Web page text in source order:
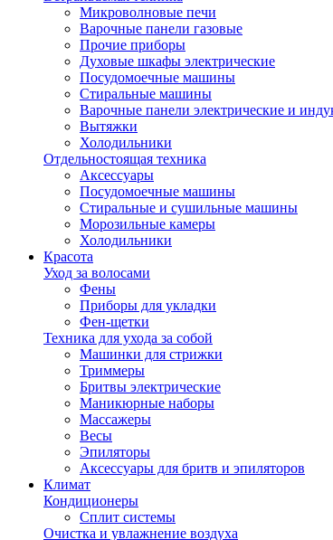
Микроволновые печи
Варочные панели газовые
Прочие приборы
Духовые шкафы электрические
Посудомоечные машины
Стиральные машины
Варочные панели электрические и
Вытяжки
Холодильники
Отдельностоящая техника
Аксессуары
Посудомоечные машины
Стиральные и сушильные машины
Морозильные камеры
Холодильники
Красота
Уход за волосами
Фены
Приборы для укладки
Фен-щетки
Техника для ухода за собой
Машинки для стрижки
Триммеры
Бритвы электрические
Маникюрные наборы
Массажеры
Весы
Эпиляторы
Аксессуары для бритв и эпиляторов
Климат
Кондиционеры
Сплит системы
Очистка и увлажнение воздуха